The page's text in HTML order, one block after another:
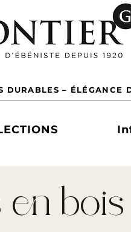
DURABLES – ÉLÉGANCE
en